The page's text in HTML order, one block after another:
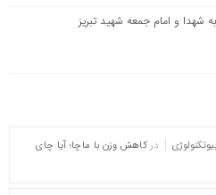
شهدا و امام جمعه شهید تبریز
در کاهش وزن با ماچا؛ آیا چای